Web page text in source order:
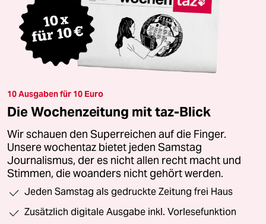
10 Ausgaben für 10 Euro
Die Wochenzeitung mit taz-Blick
Wir schauen den Superreichen auf die Finger.
Unsere wochentaz bietet jeden Samstag
Journalismus, der es nicht allen recht macht und
Stimmen, die woanders nicht gehört werden.
Jeden Samstag als gedruckte Zeitung frei Haus
Zusätzlich digitale Ausgabe inkl. Vorlesefunktion